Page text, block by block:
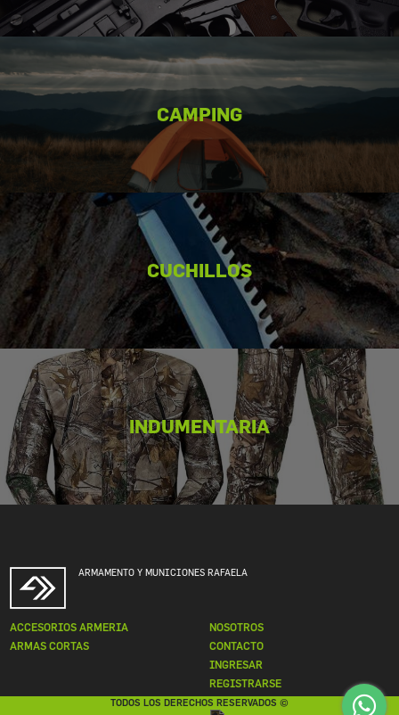
CAMPING
CUCHILLOS
INDUMENTARIA
ARMAMENTO Y MUNICIONES RAFAELA
ACCESORIOS ARMERIA
ARMAS CORTAS
NOSOTROS
CONTACTO
INGRESAR
REGISTRARSE
TODOS LOS DERECHOS RESERVADOS ©